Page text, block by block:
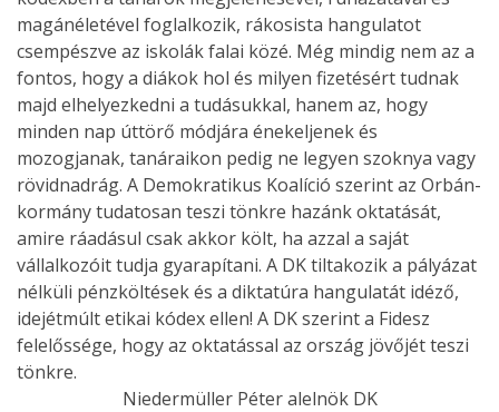
magánéletével foglalkozik, rákosista hangulatot
csempészve az iskolák falai közé. Még mindig nem az a
fontos, hogy a diákok hol és milyen fizetésért tudnak
majd elhelyezkedni a tudásukkal, hanem az, hogy
minden nap úttörő módjára énekeljenek és
mozogjanak, tanáraikon pedig ne legyen szoknya vagy
rövidnadrág. A Demokratikus Koalíció szerint az Orbán-
kormány tudatosan teszi tönkre hazánk oktatását,
amire ráadásul csak akkor költ, ha azzal a saját
vállalkozóit tudja gyarapítani. A DK tiltakozik a pályázat
nélküli pénzköltések és a diktatúra hangulatát idéző,
idejétmúlt etikai kódex ellen! A DK szerint a Fidesz
felelőssége, hogy az oktatással az ország jövőjét teszi
tönkre.
Niedermüller Péter alelnök DK